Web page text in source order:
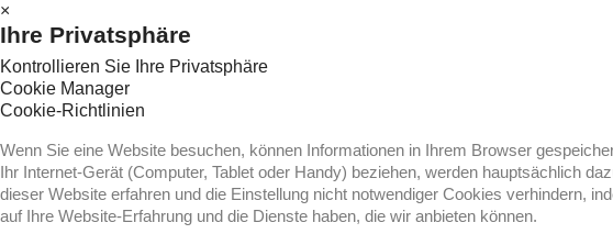
×
Ihre Privatsphäre
Kontrollieren Sie Ihre Privatsphäre
Cookie Manager
Cookie-Richtlinien
Wenn Sie eine Website besuchen, können Informationen in Ihrem Browser
Ihr Internet-Gerät (Computer, Tablet oder Handy) beziehen, werden hauptsächlich
dieser Website erfahren und die Einstellung nicht notwendiger Cookies verhindern,
auf Ihre Website-Erfahrung und die Dienste haben, die wir anbieten können.